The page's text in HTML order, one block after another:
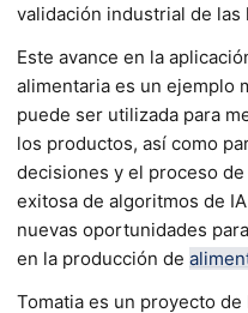
validación industrial de
Este avance en la
alimentaria es un ejemplo
puede ser utilizada para
los productos, así como
decisiones y el proceso
exitosa de algoritmos de
nuevas oportunidades
en la producción de
Tomatia es un proyecto